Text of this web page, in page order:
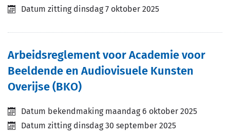
Datum zittingdinsdag 7 oktober 2025
Arbeidsreglement voor Academie voor
Beeldende en Audiovisuele Kunsten
Overijse (BKO)
Datum bekendmakingmaandag 6 oktober 2025
Datum zittingdinsdag 30 september 2025